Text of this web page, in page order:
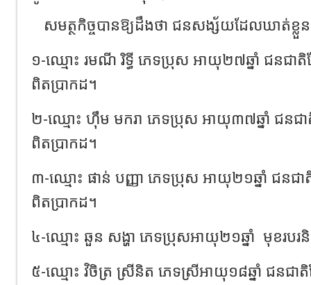
សមត្ថកិច្ចបានឱ្យដឹងថា ជនសង្ស័យដែលឃាត់ខ្លួន
១-ឈ្មោះ រមណី រិទ្ធី ភេទប្រុស អាយុ២៧ឆ្នាំ ជនជាតិ
ពិតប្រាកដ។
២-ឈ្មោះ ហ៊ឹម មករា ភេទប្រុស អាយុ៣៧ឆ្នាំ ជនជា
ពិតប្រាកដ។
៣-ឈ្មោះ ផាន់ បញ្ញា ភេទប្រុស អាយុ២១ឆ្នាំ ជនជា
ពិតប្រាកដ។
៤-ឈ្មោះ ឆួន សង្ហា ភេទប្រុសអាយុ២១ឆ្នាំ មុខរបរ
៥-ឈ្មោះ វិចិត្រ ស្រីនិត ភេទស្រីអាយុ១៨ឆ្នាំ ជនជា